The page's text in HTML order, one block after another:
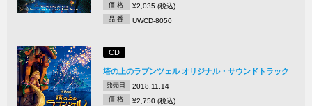
価 格 ¥2,035 (税込)
品 番 UWCD-8050
CD
塔の上のラプンツェル オリジナル・サウンドトラック
発売日 2018.11.14
価 格 ¥2,750 (税込)